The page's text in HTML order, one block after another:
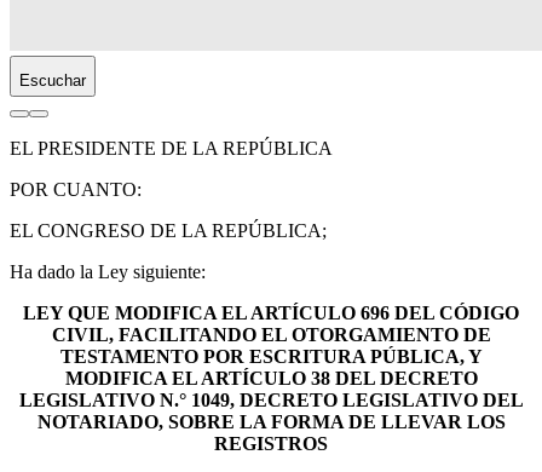
Escuchar
EL PRESIDENTE DE LA REPÚBLICA
POR CUANTO:
EL CONGRESO DE LA REPÚBLICA;
Ha dado la Ley siguiente:
LEY QUE MODIFICA EL ARTÍCULO 696 DEL CÓDIGO
CIVIL, FACILITANDO EL OTORGAMIENTO DE
TESTAMENTO POR ESCRITURA PÚBLICA, Y
MODIFICA EL ARTÍCULO 38 DEL DECRETO
LEGISLATIVO N.° 1049, DECRETO LEGISLATIVO DEL
NOTARIADO, SOBRE LA FORMA DE LLEVAR LOS
REGISTROS